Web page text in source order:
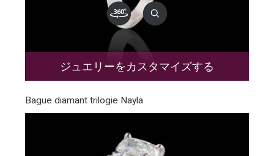
ジュエリーをカスタマイズする
Bague diamant trilogie Nayla